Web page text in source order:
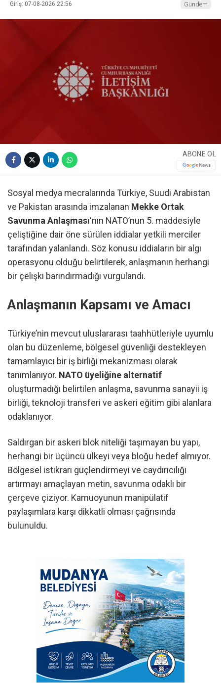
Giriş: 07-08-2026 22:56 Gündem
ABONE OL
Sosyal medya mecralarında Türkiye, Suudi Arabistan
ve Pakistan arasında imzalanan Mekke Ortak
Savunma Anlaşması‘nın NATO’nun 5. maddesiyle
çeliştiğine dair öne sürülen iddialar yetkili merciler
tarafından yalanlandı. Söz konusu iddiaların bir algı
operasyonu olduğu belirtilerek, anlaşmanın herhangi
bir çelişki barındırmadığı vurgulandı.
Anlaşmanın Kapsamı ve Amacı
Türkiye’nin mevcut uluslararası taahhütleriyle uyumlu
olan bu düzenleme, bölgesel güvenliği destekleyen
tamamlayıcı bir iş birliği mekanizması olarak
tanımlanıyor. NATO üyeliğine alternatif
oluşturmadığı belirtilen anlaşma, savunma sanayii iş
birliği, teknoloji transferi ve askeri eğitim gibi alanlara
odaklanıyor.
Saldırgan bir askeri blok niteliği taşımayan bu yapı,
herhangi bir üçüncü ülkeyi veya bloğu hedef almıyor.
Bölgesel istikrarı güçlendirmeyi ve caydırıcılığı
artırmayı amaçlayan metin, savunma odaklı bir
çerçeve çiziyor. Kamuoyunun manipülatif
paylaşımlara karşı dikkatli olması çağrısında
bulunuldu.